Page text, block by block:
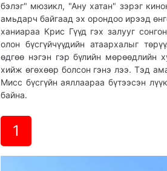
бэлэг" мюзикл, "Ану хатан" зэрэг
амьдарч байгаад эх орондоо ирээд
ханиараа Крис Гүүд гэх залууг
олон бүсгүйчүүдийн атаархалыг
өдгөө нэгэн гэр бүлийн
хийж өгөхөөр болсон гэнэ лээ. Тэд
Мисс бүсгүйн аяллаараа бүтээсэн
байна.
1